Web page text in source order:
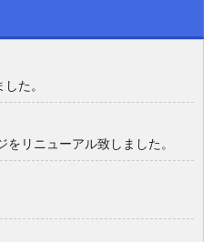
た。
リニューアル致しました。